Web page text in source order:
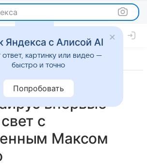
жизнь
впервые
с
Максом
Яндекса с Алисой AI
ответ, картинку или видео —
быстро и точно
Попробовать